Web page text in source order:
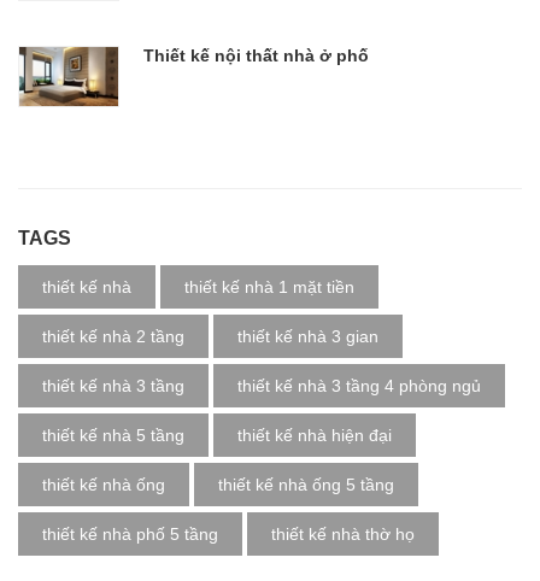
Thiết kế nội thất nhà ở phố
TAGS
thiết kế nhà thiết kế nhà 1 mặt tiền
thiết kế nhà 2 tầng thiết kế nhà 3 gian
thiết kế nhà 3 tầng thiết kế nhà 3 tầng 4 phòng ngủ
thiết kế nhà 5 tầng thiết kế nhà hiện đại
thiết kế nhà ống thiết kế nhà ống 5 tầng
thiết kế nhà phố 5 tầng thiết kế nhà thờ họ